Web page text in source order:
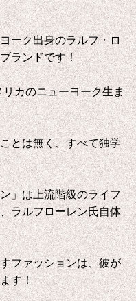
ーク出身のラルフ・ロ
ランドです！
カのニューヨーク生ま
とは無く、すべて独学
」は上流階級のライフ
ラルフローレン氏自体
ファッションは、彼が
す！